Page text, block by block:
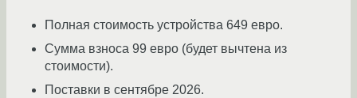
Полная стоимость устройства 649 евро.
Сумма взноса 99 евро (будет вычтена из
стоимости).
Поставки в сентябре 2026.